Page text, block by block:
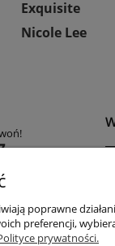
Exquisite
Nicole Lee
poprawne
preferencji,
prywatności.